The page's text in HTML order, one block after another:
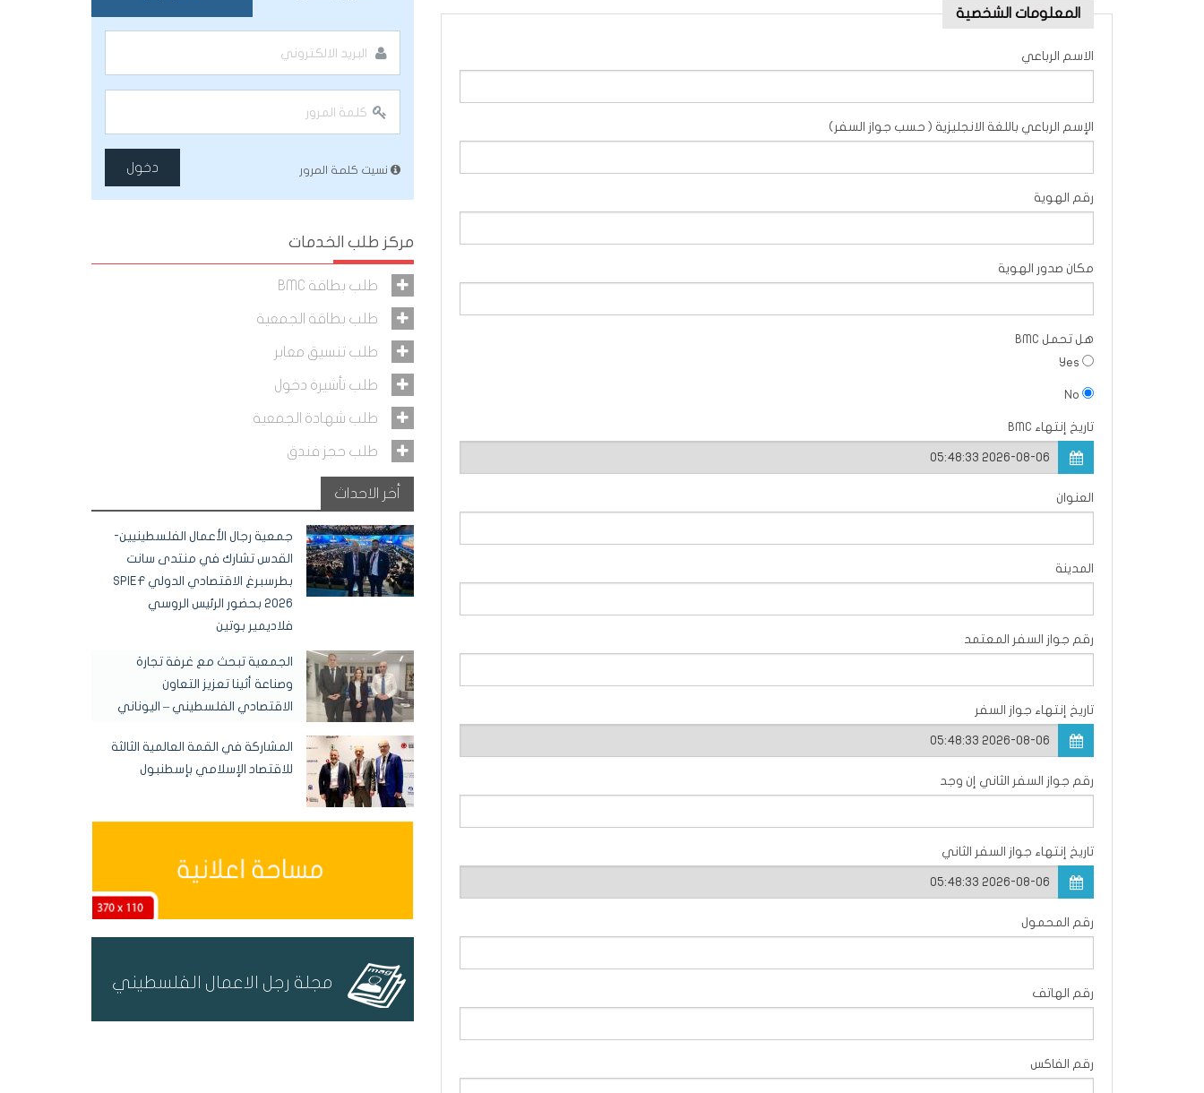
المعلومات الشخصية
الاسم الرباعي
الإسم الرباعي باللغة الانجليزية ( حسب جواز السفر)
رقم الهوية
مكان صدور الهوية
هل تحمل BMC
تاريخ إنتهاء BMC
العنوان
المدينة
رقم جواز السفر المعتمد
تاريخ إنتهاء جواز السفر
رقم جواز السفر الثاني إن وجد
تاريخ إنتهاء جواز السفر الثاني
رقم المحمول
رقم الهاتف
رقم الفاكس
نسيت كلمة المرور دخول
مركز طلب الخدمات
طلب بطاقة BMC
طلب بطاقة الجمعية
طلب تنسيق معابر
طلب تأشيرة دخول
طلب شهادة الجمعية
طلب حجز فندق
أخر الاحداث
جمعية رجال الأعمال الفلسطينيين-
القدس تشارك في منتدى سانت
بطرسبرغ الاقتصادي الدولي SPIEF
2026 بحضور الرئيس الروسي
فلاديمير بوتين
الجمعية تبحث مع غرفة تجارة
وصناعة أثينا تعزيز التعاون
الاقتصادي الفلسطيني – اليوناني
المشاركة في القمة العالمية الثالثة
للاقتصاد الإسلامي بإسطنبول
مجلة رجل الاعمال الفلسطيني